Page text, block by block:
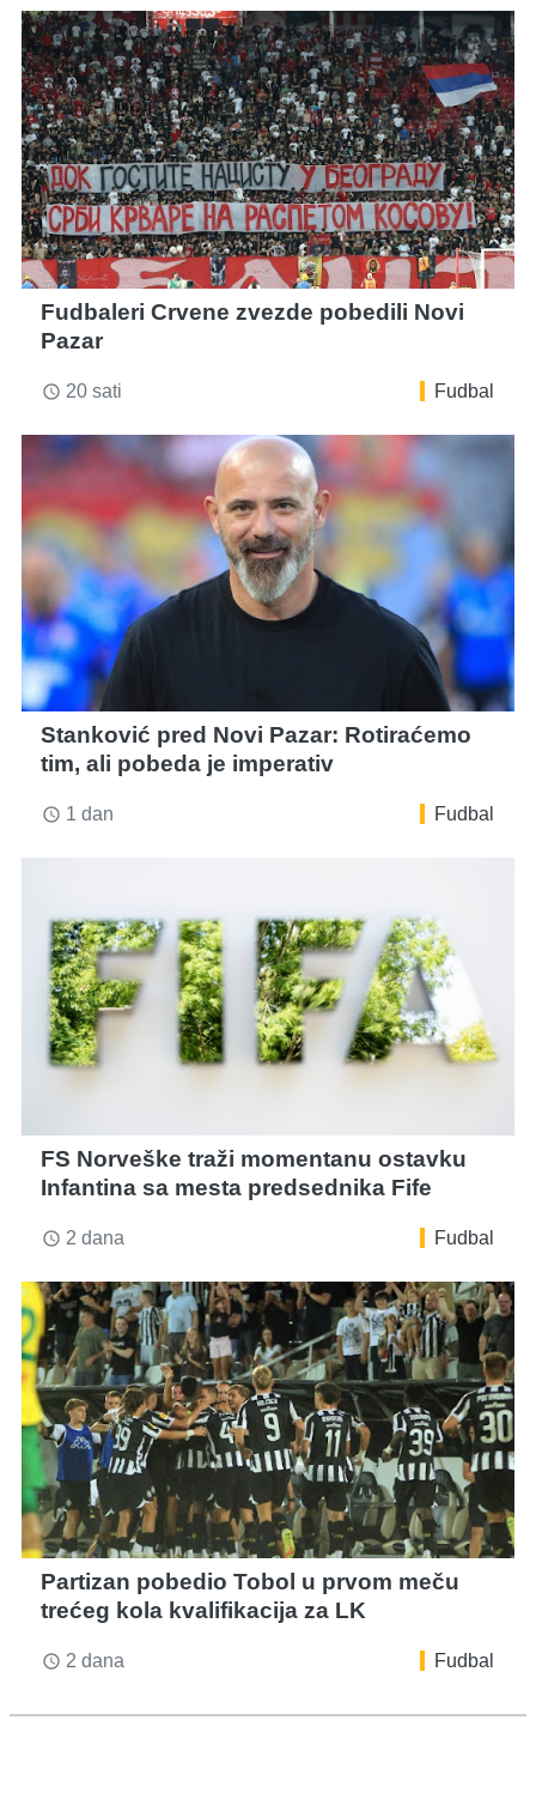
Fudbaleri Crvene zvezde pobedili Novi
Pazar
access_time 20 sati Fudbal
Stanković pred Novi Pazar: Rotiraćemo
tim, ali pobeda je imperativ
access_time 1 dan Fudbal
FS Norveške traži momentanu ostavku
Infantina sa mesta predsednika Fife
access_time 2 dana Fudbal
Partizan pobedio Tobol u prvom meču
trećeg kola kvalifikacija za LK
access_time 2 dana Fudbal